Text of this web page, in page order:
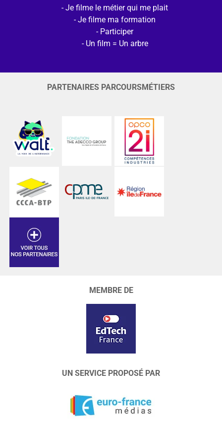
Je filme le métier qui me plait
Je filme ma formation
Participer
Un film = Un arbre
PARTENAIRES PARCOURSMÉTIERS
MEMBRE DE
UN SERVICE PROPOSÉ PAR